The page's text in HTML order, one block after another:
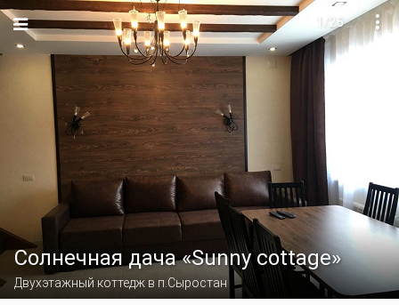

1/25
Солнечная дача «Sunny cottage»
Двухэтажный коттедж в п.Сыростан